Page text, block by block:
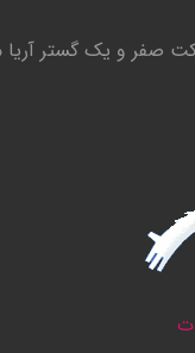
صفر و یک گستر